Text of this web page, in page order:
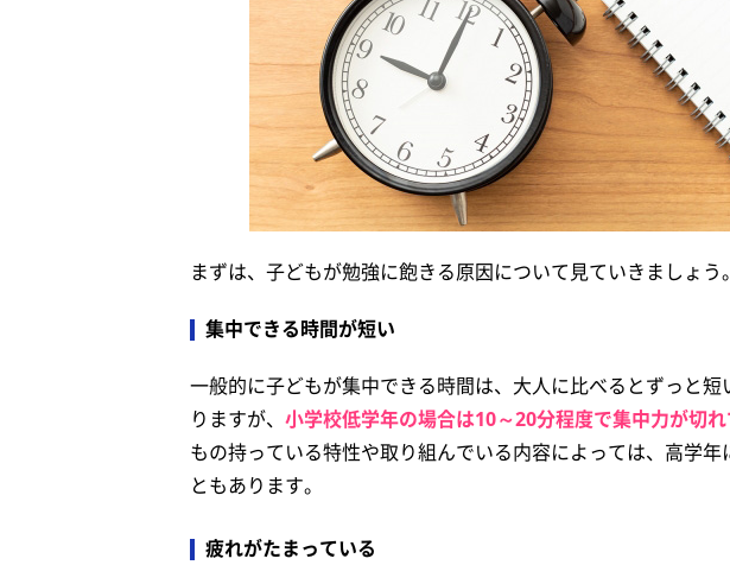
まずは、子どもが勉強に飽きる原因について見ていきましょう。
集中できる時間が短い
一般的に子どもが集中できる時間は、大人に比べるとずっと
りますが、 小学校低学年の場合は10～20分程度で集中力が切
もの持っている特性や取り組んでいる内容によっては、高学
ともあります。
疲れがたまっている